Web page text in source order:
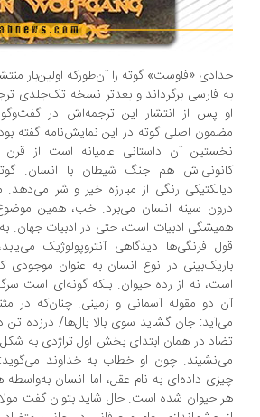
«فاوست» گوته را آن‌طورکه اولین‌بار منتشر
فارسی برگرداند و بعدتر نسخه تک‌جلدی ترجمه
پس از انتشار این ترجمه‌اش در گفت‌وگویی با
اصلی گوته در این نمایش‌نامه گفته بود:
آن داستانی عامیانه است از قرن
هم جنگ شیطان با انسان. گوته به
رنگی از مبارزه خیر و شر می‌دهد. منتها
سینه انسان می‌برد. خب، همین موضوع یکی
ادبیات است، حتی در ادبیات جهان. به
فرنگی‌ها دیدگاهی آنتروپولوژیک می‌یابد،
در نوع انسان به عنوان موجودی که نه
نه از رده حیوان. بلکه گونه‌‌ای است سرگشته و
دو مقوله آسمانی و زمینی. چنان‌که در
جان گشاید سوی بالا بال‌ها/ درزده تن در
در همان ابتدای بخش اول تراژدی به شکل گلایه
چون او خطاب به خداوند می‌گوید:
داد‌ه‌ای به نام عقل، اما انسان به‌واسطه همین
حیوان شده است. حال شاید بتوان گفت مولانا در